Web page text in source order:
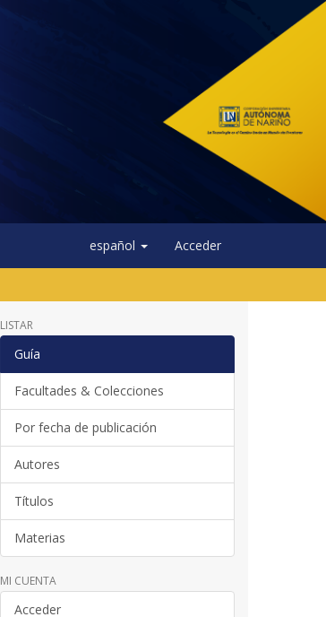
español Acceder
LISTAR
Guía
Facultades & Colecciones
Por fecha de publicación
Autores
Títulos
Materias
MI CUENTA
Acceder